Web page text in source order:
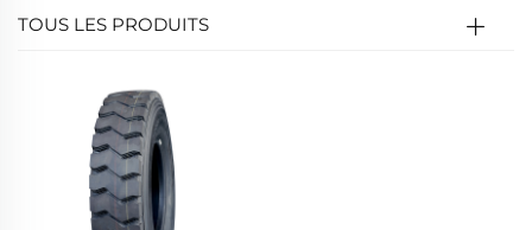
TOUS LES PRODUITS